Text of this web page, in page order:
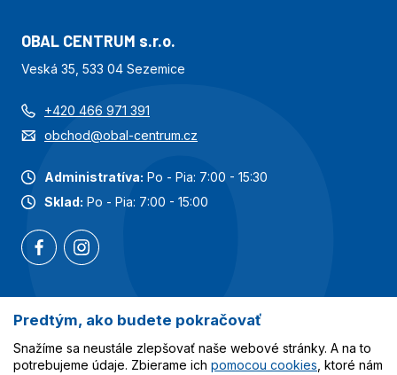
OBAL CENTRUM s.r.o.
Veská 35, 533 04 Sezemice
+420 466 971 391
obchod@obal-centrum.cz
Administratíva: Po - Pia: 7:00 - 15:30
Sklad: Po - Pia: 7:00 - 15:00
Najobľúbenejšie kategórie
Služby
Predtým, ako budete pokračovať
Snažíme sa neustále zlepšovať naše webové stránky. A na to
potrebujeme údaje. Zbierame ich pomocou cookies , ktoré nám